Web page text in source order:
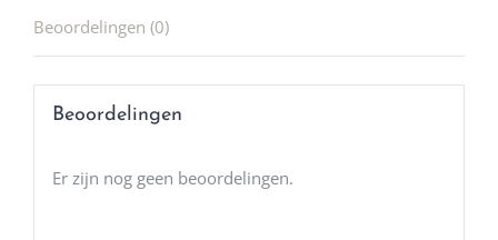
Beoordelingen (0)
Beoordelingen
Er zijn nog geen beoordelingen.